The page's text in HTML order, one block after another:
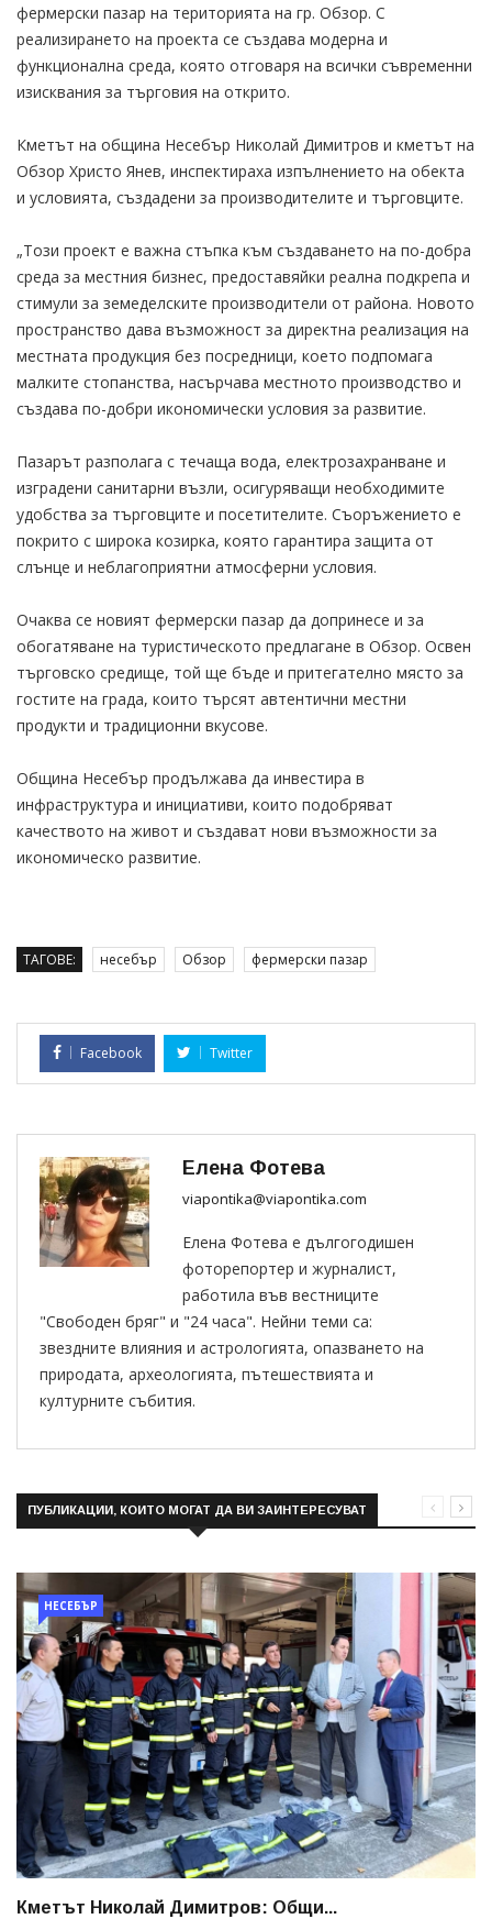
фермерски пазар на територията на гр. Обзор. С
реализирането на проекта се създава модерна и
функционална среда, която отговаря на всички съвременни
изисквания за търговия на открито.
Кметът на община Несебър Николай Димитров и кметът на
Обзор Христо Янев, инспектираха изпълнението на обекта
и условията, създадени за производителите и търговците.
„Този проект е важна стъпка към създаването на по-добра
среда за местния бизнес, предоставяйки реална подкрепа и
стимули за земеделските производители от района. Новото
пространство дава възможност за директна реализация на
местната продукция без посредници, което подпомага
малките стопанства, насърчава местното производство и
създава по-добри икономически условия за развитие.
Пазарът разполага с течаща вода, електрозахранване и
изградени санитарни възли, осигуряващи необходимите
удобства за търговците и посетителите. Съоръжението е
покрито с широка козирка, която гарантира защита от
слънце и неблагоприятни атмосферни условия.
Очаква се новият фермерски пазар да допринесе и за
обогатяване на туристическото предлагане в Обзор. Освен
търговско средище, той ще бъде и притегателно място за
гостите на града, които търсят автентични местни
продукти и традиционни вкусове.
Община Несебър продължава да инвестира в
инфраструктура и инициативи, които подобряват
качеството на живот и създават нови възможности за
икономическо развитие.
ТАГОВЕ: несебър Обзор фермерски пазар
Facebook Twitter
Елена Фотева
viapontika@viapontika.com
Елена Фотева е дългогодишен
фоторепортер и журналист,
работила във вестниците
"Свободен бряг" и "24 часа". Нейни теми са:
звездните влияния и астрологията, опазването на
природата, археологията, пътешествията и
културните събития.
ПУБЛИКАЦИИ, КОИТО МОГАТ ДА ВИ ЗАИНТЕРЕСУВАТ
НЕСЕБЪР
Кметът Николай Димитров: Общи...